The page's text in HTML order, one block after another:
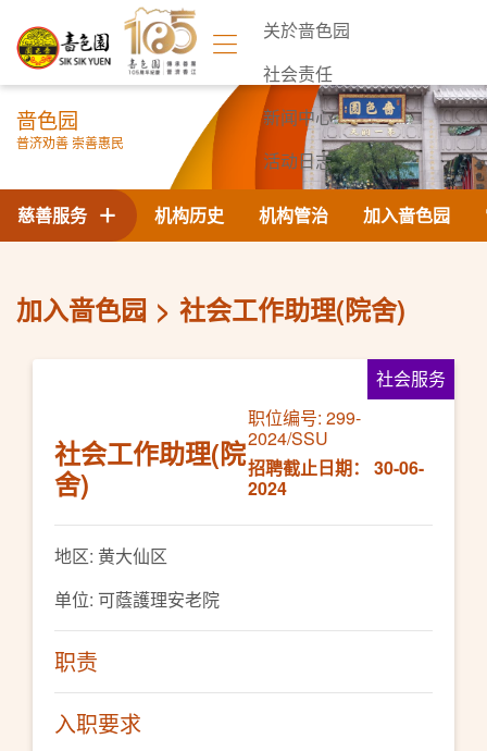
关於啬色园
社会责任
新闻中心
活动日志
联络我们
啬色园
普济劝善 崇善惠民
机构历史 机构管治 加入啬色园
慈善服务
加入啬色园 社会工作助理(院舍)
社会服务
社会工作助理(院
舍)
职位编号: 299-
2024/SSU
招聘截止日期： 30-06-
2024
地区: 黄大仙区
单位: 可蔭護理安老院
职责
入职要求